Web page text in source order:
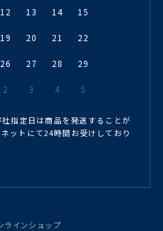
12 13 14 15
19 20 21 22
26 27 28 29
2 3 4 5
指定日は商品を発送することが
ットにて24時間お受けしており
インショップ